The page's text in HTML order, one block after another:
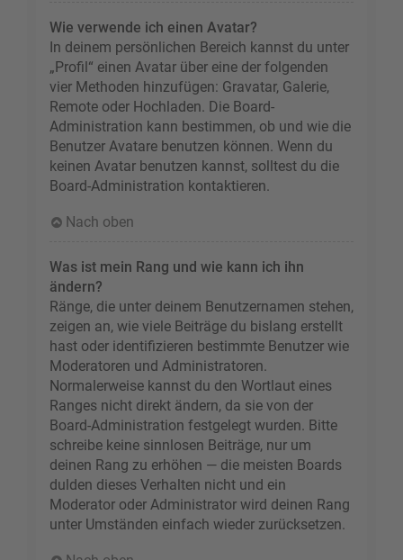
Wie verwende ich einen Avatar?
In deinem persönlichen Bereich kannst du unter
„Profil“ einen Avatar über eine der folgenden
vier Methoden hinzufügen: Gravatar, Galerie,
Remote oder Hochladen. Die Board-
Administration kann bestimmen, ob und wie die
Benutzer Avatare benutzen können. Wenn du
keinen Avatar benutzen kannst, solltest du die
Board-Administration kontaktieren.
Nach oben
Was ist mein Rang und wie kann ich ihn
ändern?
Ränge, die unter deinem Benutzernamen stehen,
zeigen an, wie viele Beiträge du bislang erstellt
hast oder identifizieren bestimmte Benutzer wie
Moderatoren und Administratoren.
Normalerweise kannst du den Wortlaut eines
Ranges nicht direkt ändern, da sie von der
Board-Administration festgelegt wurden. Bitte
schreibe keine sinnlosen Beiträge, nur um
deinen Rang zu erhöhen — die meisten Boards
dulden dieses Verhalten nicht und ein
Moderator oder Administrator wird deinen Rang
unter Umständen einfach wieder zurücksetzen.